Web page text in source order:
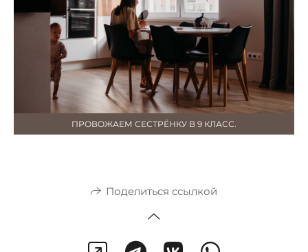
ПРОВОЖАЕМ СЕСТРЁНКУ В 9 КЛАСС.
Поделиться ссылкой